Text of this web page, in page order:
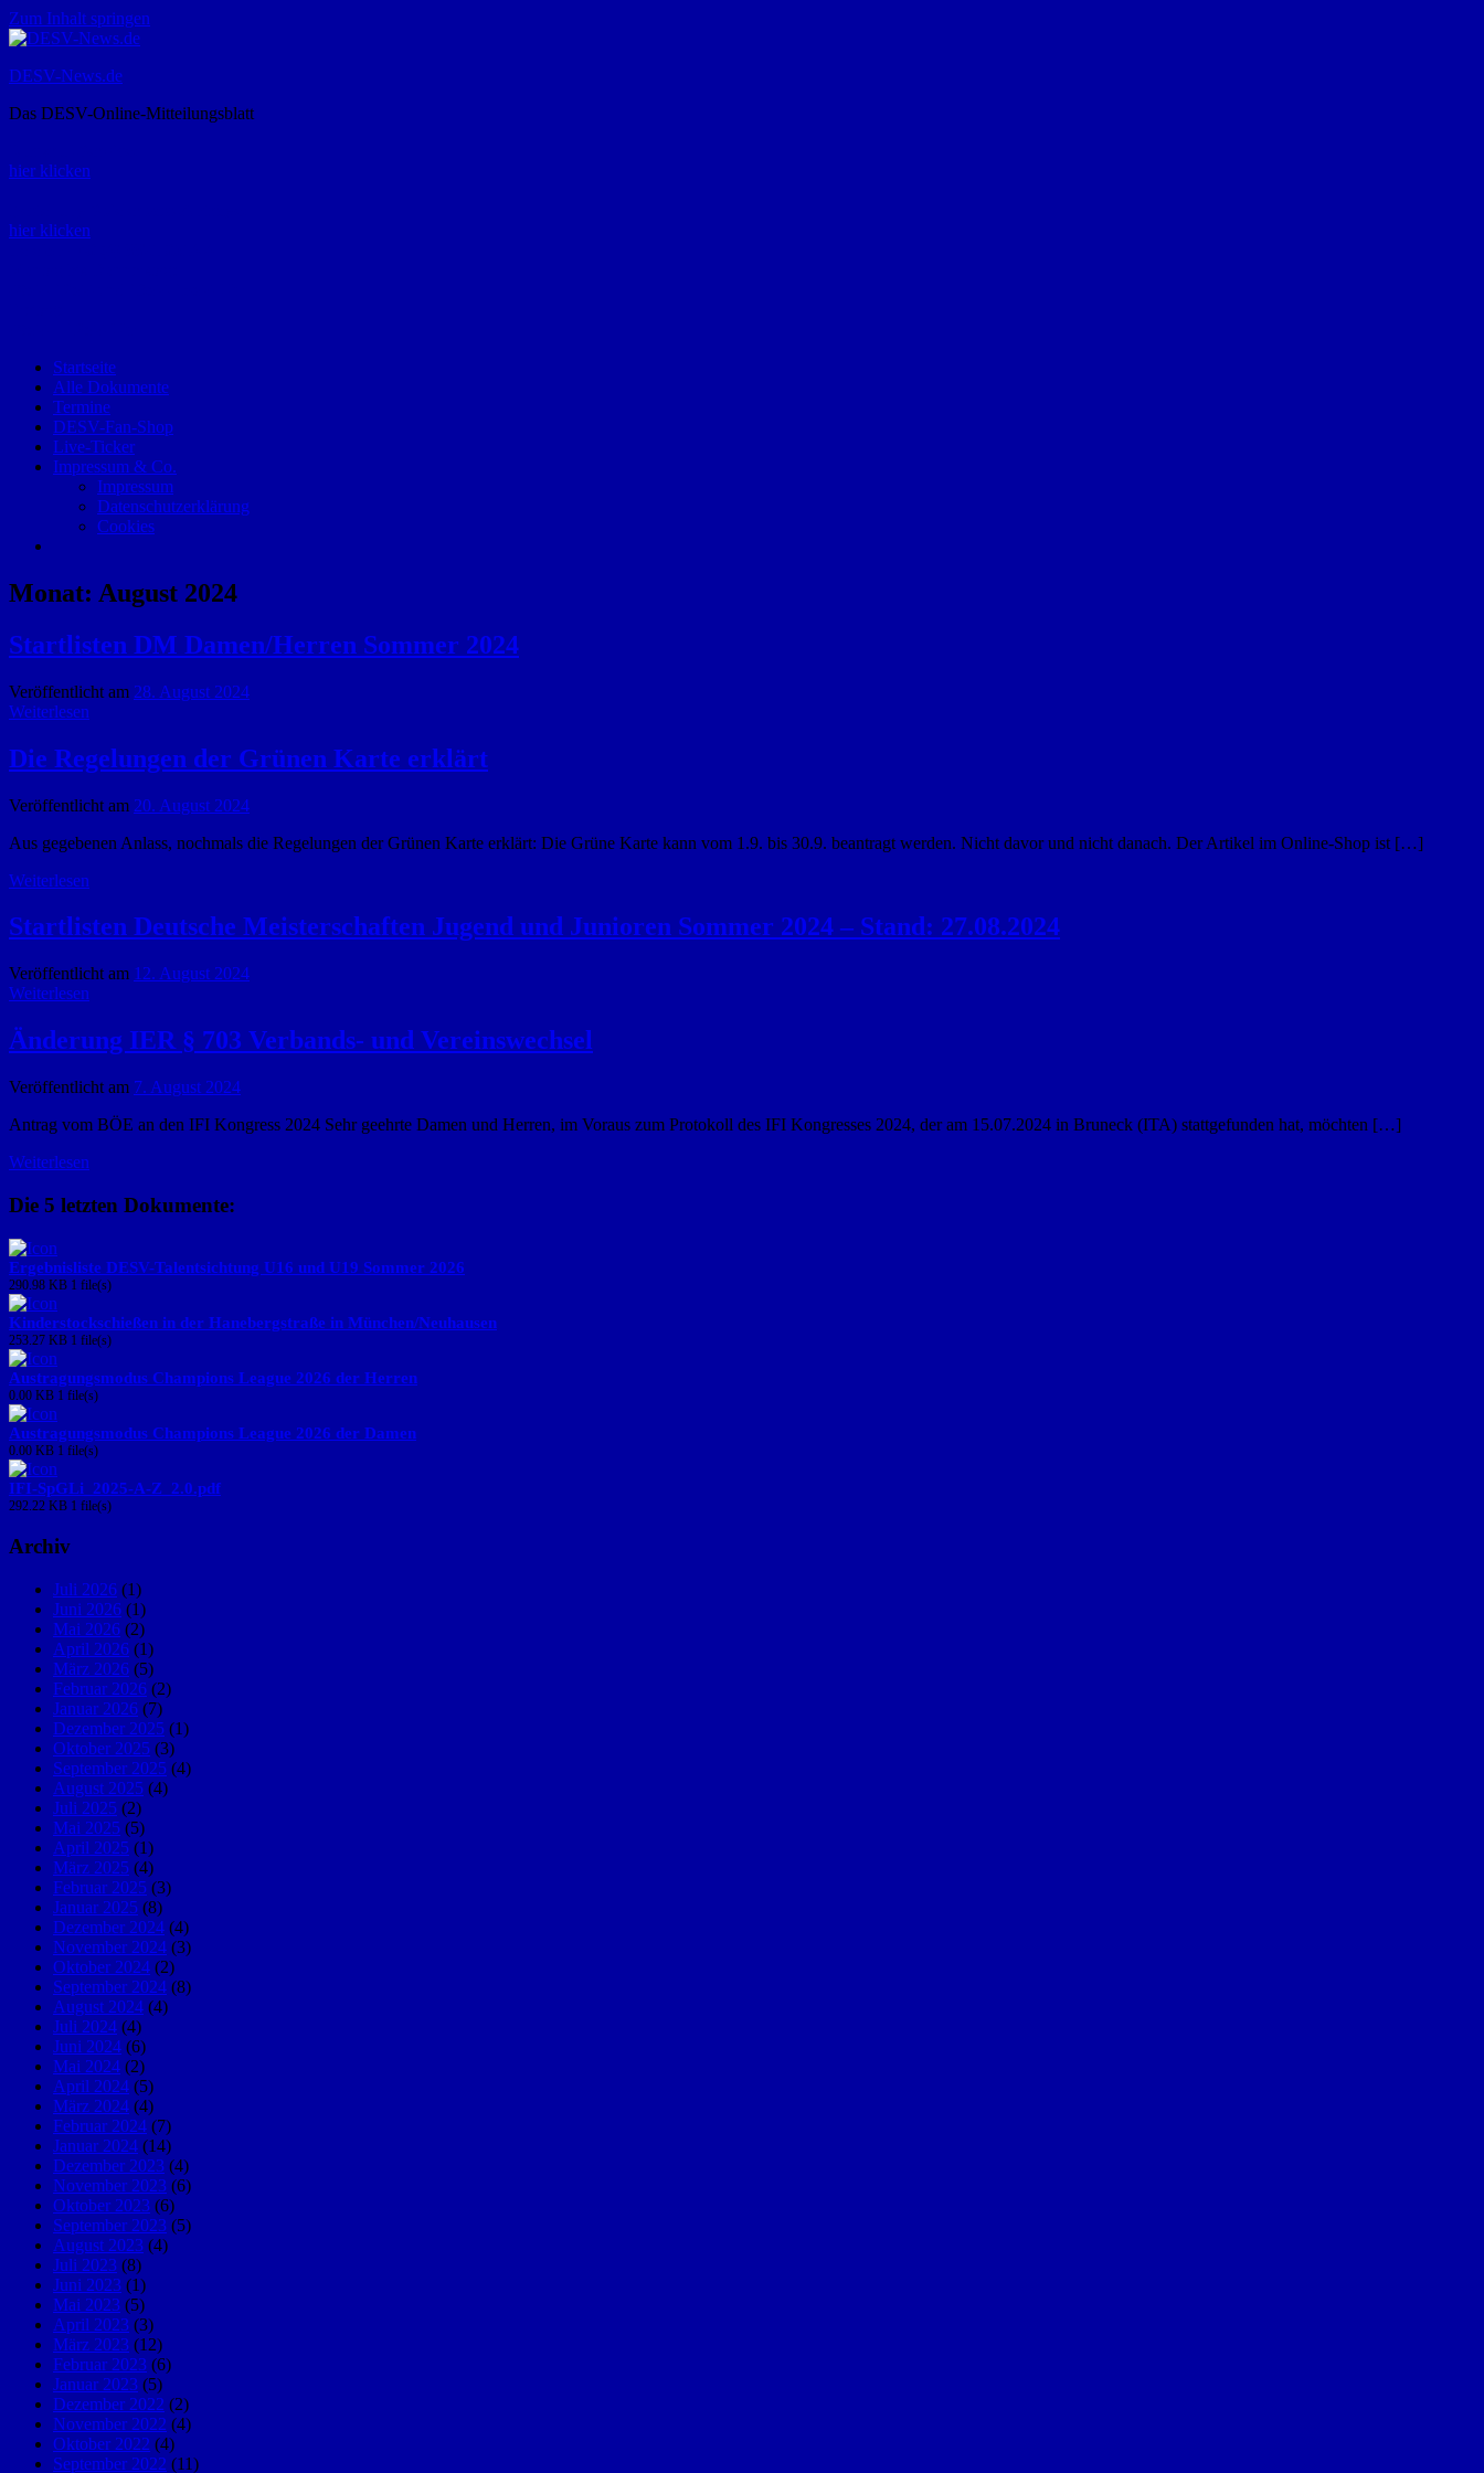
Zum Inhalt springen
DESV-News.de
Das DESV-Online-Mitteilungsblatt
hier klicken
hier klicken
Startseite
Alle Dokumente
Termine
DESV-Fan-Shop
Live-Ticker
Impressum & Co.
Impressum
Datenschutzerklärung
Cookies
Monat: August 2024
Startlisten DM Damen/Herren Sommer 2024
Veröffentlicht am 28. August 2024
Weiterlesen
Die Regelungen der Grünen Karte erklärt
Veröffentlicht am 20. August 2024
Aus gegebenen Anlass, nochmals die Regelungen der Grünen Karte erklärt: Die Grüne Karte kann vom 1.9. bis 30.9. beantragt werden. Nicht davor und nicht danach. Der Artikel im Online-Shop ist […]
Weiterlesen
Startlisten Deutsche Meisterschaften Jugend und Junioren Sommer 2024 – Stand: 27.08.2024
Veröffentlicht am 12. August 2024
Weiterlesen
Änderung IER § 703 Verbands- und Vereinswechsel
Veröffentlicht am 7. August 2024
Antrag vom BÖE an den IFI Kongress 2024 Sehr geehrte Damen und Herren, im Voraus zum Protokoll des IFI Kongresses 2024, der am 15.07.2024 in Bruneck (ITA) stattgefunden hat, möchten […]
Weiterlesen
Die 5 letzten Dokumente:
Ergebnisliste DESV-Talentsichtung U16 und U19 Sommer 2026
290.98 KB 1 file(s)
Kinderstockschießen in der Hanebergstraße in München/Neuhausen
253.27 KB 1 file(s)
Austragungsmodus Champions League 2026 der Herren
0.00 KB 1 file(s)
Austragungsmodus Champions League 2026 der Damen
0.00 KB 1 file(s)
IFI-SpGLi_2025-A-Z_2.0.pdf
292.22 KB 1 file(s)
Archiv
Juli 2026 (1)
Juni 2026 (1)
Mai 2026 (2)
April 2026 (1)
März 2026 (5)
Februar 2026 (2)
Januar 2026 (7)
Dezember 2025 (1)
Oktober 2025 (3)
September 2025 (4)
August 2025 (4)
Juli 2025 (2)
Mai 2025 (5)
April 2025 (1)
März 2025 (4)
Februar 2025 (3)
Januar 2025 (8)
Dezember 2024 (4)
November 2024 (3)
Oktober 2024 (2)
September 2024 (8)
August 2024 (4)
Juli 2024 (4)
Juni 2024 (6)
Mai 2024 (2)
April 2024 (5)
März 2024 (4)
Februar 2024 (7)
Januar 2024 (14)
Dezember 2023 (4)
November 2023 (6)
Oktober 2023 (6)
September 2023 (5)
August 2023 (4)
Juli 2023 (8)
Juni 2023 (1)
Mai 2023 (5)
April 2023 (3)
März 2023 (12)
Februar 2023 (6)
Januar 2023 (5)
Dezember 2022 (2)
November 2022 (4)
Oktober 2022 (4)
September 2022 (11)